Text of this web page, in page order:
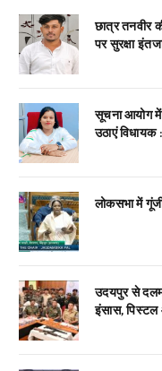
छात्र तनवीर
पर सुरक्षा
सूचना आयोग में
उठाएं विधायक
लोकसभा में
उदयपुर से
इंसास,